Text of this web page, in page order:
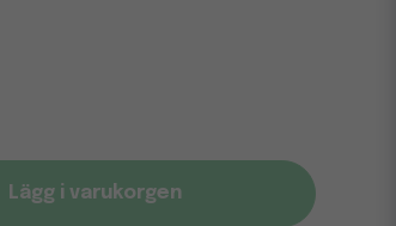
Lägg i varukorgen